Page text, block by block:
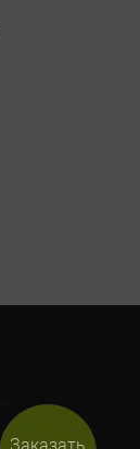
Заказать